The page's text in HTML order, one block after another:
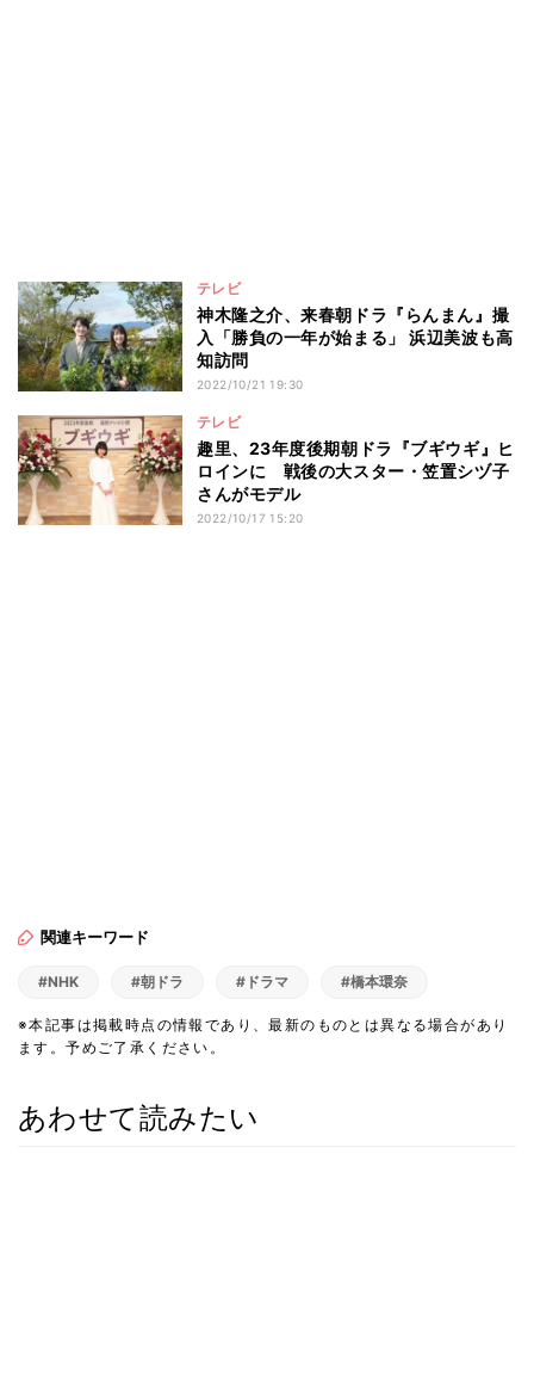
テレビ
神木隆之介、来春朝ドラ『らんまん』撮
入「勝負の一年が始まる」 浜辺美波も高
知訪問
2022/10/21 19:30
テレビ
趣里、23年度後期朝ドラ『ブギウギ』ヒ
ロインに 戦後の大スター・笠置シヅ子
さんがモデル
2022/10/17 15:20
関連キーワード
#NHK #朝ドラ #ドラマ #橋本環奈
※本記事は掲載時点の情報であり、最新のものとは異なる場合があり
ます。予めご了承ください。
あわせて読みたい